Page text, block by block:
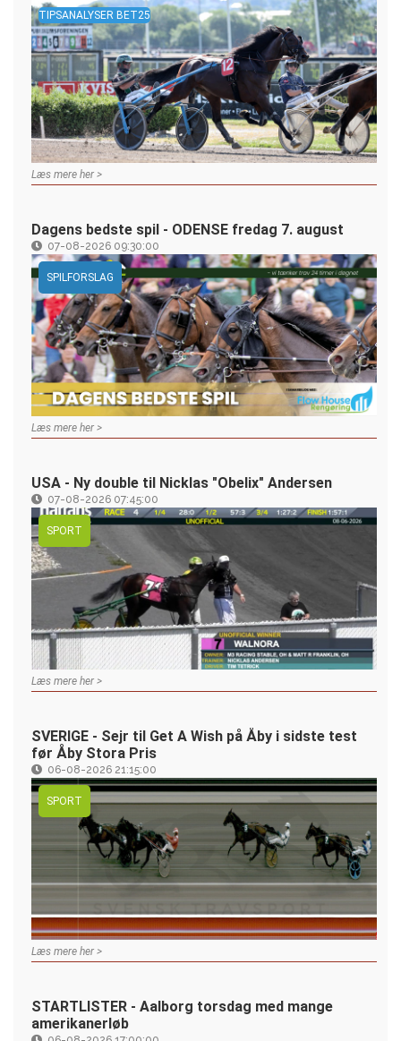
TIPSANALYSER BET25
Læs mere her >
Dagens bedste spil - ODENSE fredag 7. august
07-08-2026 09:30:00
SPILFORSLAG
Læs mere her >
USA - Ny double til Nicklas "Obelix" Andersen
07-08-2026 07:45:00
SPORT
Læs mere her >
SVERIGE - Sejr til Get A Wish på Åby i sidste test
før Åby Stora Pris
06-08-2026 21:15:00
SPORT
Læs mere her >
STARTLISTER - Aalborg torsdag med mange
amerikanerløb